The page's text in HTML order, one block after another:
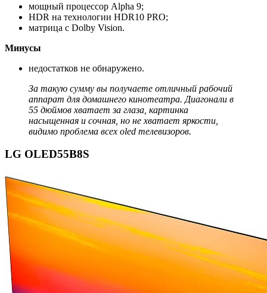
мощный процессор Alpha 9;
HDR на технологии HDR10 PRO;
матрица с Dolby Vision.
Минусы
недостатков не обнаружено.
За такую сумму вы получаете отличный рабочий
аппарат для домашнего кинотеатра. Диагонали в
55 дюймов хватает за глаза, картинка
насыщенная и сочная, но не хватает яркости,
видимо проблема всех oled телевизоров.
LG OLED55B8S